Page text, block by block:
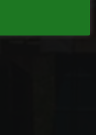
tanque e espaço